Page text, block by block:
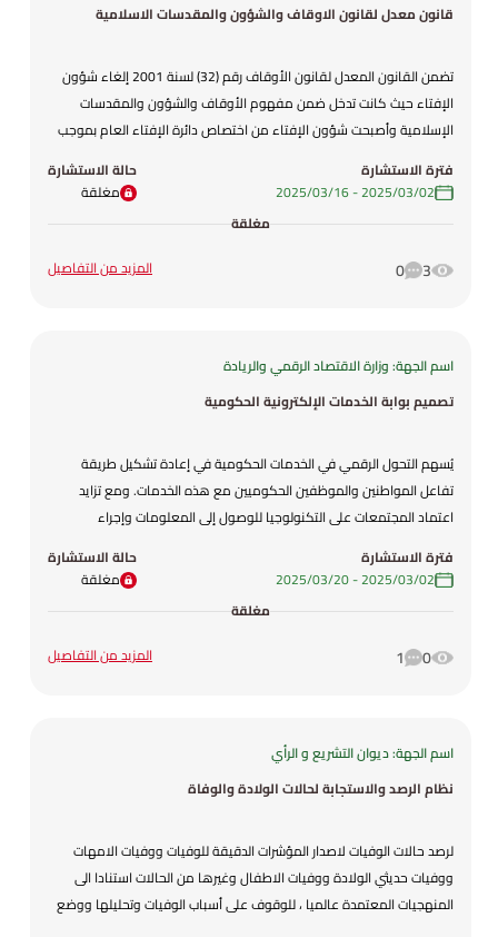
قانون معدل لقانون الاوقاف والشؤون والمقدسات الاسلامية
تضمن القانون المعدل لقانون الأوقاف رقم (32) لسنة 2001 إلغاء شؤون
الإفتاء حيث كانت تدخل ضمن مفهوم الأوقاف والشؤون والمقدسات
الإسلامية وأصبحت شؤون الإفتاء من اختصاص دائرة الإفتاء العام بموجب
الأوقاف والشؤون والمقدسات الإسلامية واستبدالهم بأعضاء جدد تماشياً
مع تنظيم مسيرة الأوقاف والنهوض بها واستثمار الأموال الوقفية
المنقولة وغير المنقولة وشراء العقارات بما يحقق مصلحة الوقف وفق
احكام الشريعة الاسلامية وشروط الواقفين وطرح الصكوك التمويلية بدلاً
فترة الاستشارة
02‏/03‏/2025
-
16‏/03‏/2025
حالة الاستشارة
مغلقة
مغلقة
3
0 المزيد من التفاصيل
اسم الجهة: وزارة الاقتصاد الرقمي والريادة
تصميم بوابة الخدمات الإلكترونية الحكومية
يُسهم التحول الرقمي في الخدمات الحكومية في إعادة تشكيل طريقة
تفاعل المواطنين والموظفين الحكوميين مع هذه الخدمات. ومع تزايد
اعتماد المجتمعات على التكنولوجيا للوصول إلى المعلومات وإجراء
كأولوية أساسية. وفي هذا السياق، يهدف تصميم الخدمات الإلكترونية
الحكومية الموحد في الأردن لعام 2025 إلى وضع إطار عمل شامل يعزز
تقديم الخدمات الحكومية عبر القنوات الرقمية، مما يضمن تجربة سلسة لكل
من المستخدمين والموظفين. وتسعى وزارة الاقتصاد الرقمي والريادة من
https://www.figma.com/proto/AFzLMt7Pf51df1XQ6MH3eI/E-ervices-
portal?node-id=573-3013&p=f&t=HhjVexoiyAoVLmk8-0&scaling=min-
فترة الاستشارة
02‏/03‏/2025
-
20‏/03‏/2025
حالة الاستشارة
مغلقة
مغلقة
0
1 المزيد من التفاصيل
اسم الجهة: ديوان التشريع و الرأي
نظام الرصد والاستجابة لحالات الولادة والوفاة
لرصد حالات الوفيات لاصدار المؤشرات الدقيقة للوفيات ووفيات الامهات
ووفيات حديثي الولادة ووفيات الاطفال وغيرها من الحالات استنادا الى
المنهجيات المعتمدة عالميا ، للوقوف على أسباب الوفيات وتحليلها ووضع